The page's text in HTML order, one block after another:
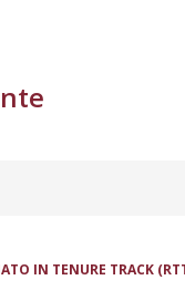
IN TENURE TRACK